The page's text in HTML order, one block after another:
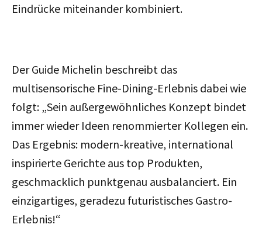
Eindrücke miteinander kombiniert.
Der Guide Michelin beschreibt das
multisensorische Fine-Dining-Erlebnis dabei wie
folgt: „Sein außergewöhnliches Konzept bindet
immer wieder Ideen renommierter Kollegen ein.
Das Ergebnis: modern-kreative, international
inspirierte Gerichte aus top Produkten,
geschmacklich punktgenau ausbalanciert. Ein
einzigartiges, geradezu futuristisches Gastro-
Erlebnis!“